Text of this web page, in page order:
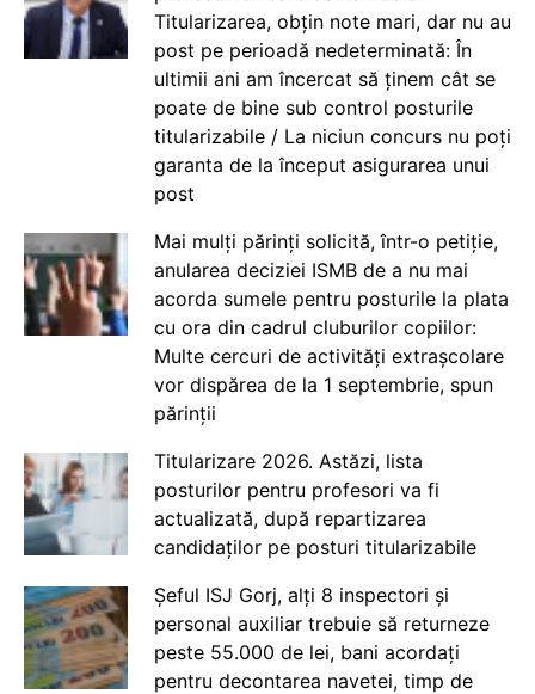
Titularizarea, obțin note mari, dar nu au
post pe perioadă nedeterminată: În
ultimii ani am încercat să ținem cât se
poate de bine sub control posturile
titularizabile / La niciun concurs nu poți
garanta de la început asigurarea unui
post
Mai mulți părinți solicită, într-o petiție,
anularea deciziei ISMB de a nu mai
acorda sumele pentru posturile la plata
cu ora din cadrul cluburilor copiilor:
Multe cercuri de activități extrașcolare
vor dispărea de la 1 septembrie, spun
părinții
Titularizare 2026. Astăzi, lista
posturilor pentru profesori va fi
actualizată, după repartizarea
candidaților pe posturi titularizabile
Șeful ISJ Gorj, alți 8 inspectori și
personal auxiliar trebuie să returneze
peste 55.000 de lei, bani acordați
pentru decontarea navetei, timp de